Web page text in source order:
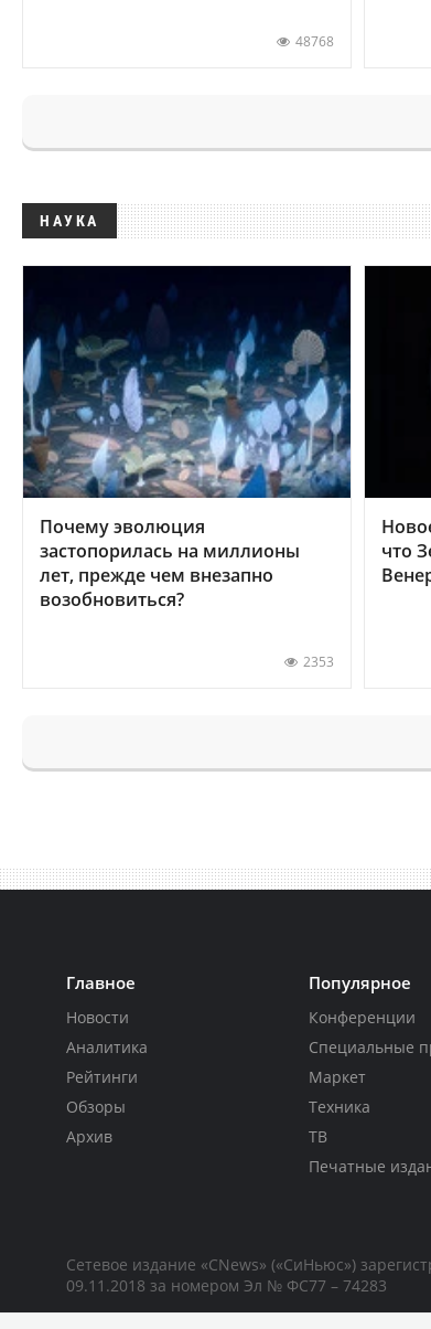
48768
НАУКА
Почему эволюция
застопорилась на миллионы
лет, прежде чем внезапно
возобновиться?
2353
что
Главное
Новости
Аналитика
Рейтинги
Обзоры
Архив
Популярное
Конференции
Специальные
Маркет
Техника
ТВ
Печатные
Сетевое издание «CNews» («СиНьюс»)
09.11.2018 за номером Эл № ФС77 – 74283